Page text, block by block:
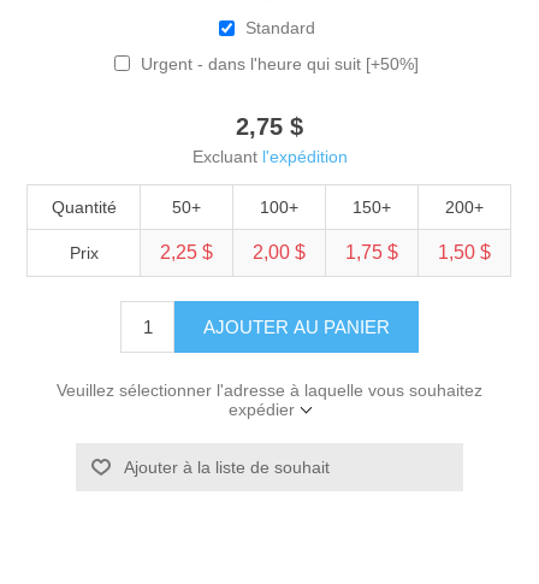
Standard
Urgent - dans l'heure qui suit [+50%]
2,75 $
Excluant l'expédition
Quantité 50+ 100+ 150+ 200+
Prix 2,25 $ 2,00 $ 1,75 $ 1,50 $
AJOUTER AU PANIER
Veuillez sélectionner l'adresse à laquelle vous souhaitez
expédier
Ajouter à la liste de souhait